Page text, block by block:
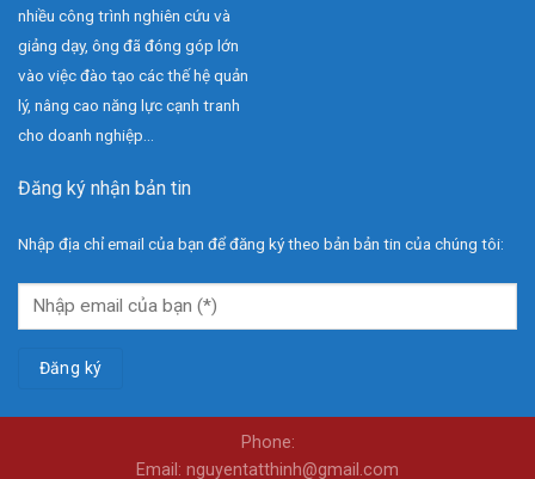
nhiều công trình nghiên cứu và
giảng dạy, ông đã đóng góp lớn
vào việc đào tạo các thế hệ quản
lý, nâng cao năng lực cạnh tranh
cho doanh nghiệp...
Đăng ký nhận bản tin
Nhập địa chỉ email của bạn để đăng ký theo bản bản tin của chúng tôi:
Phone:
Email: nguyentatthinh@gmail.com